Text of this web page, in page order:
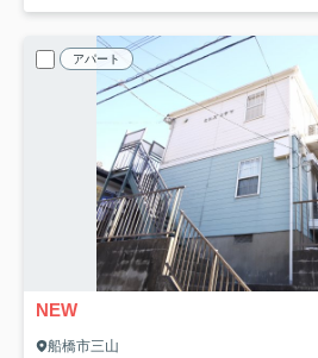
アパート
NEW
船橋市三山